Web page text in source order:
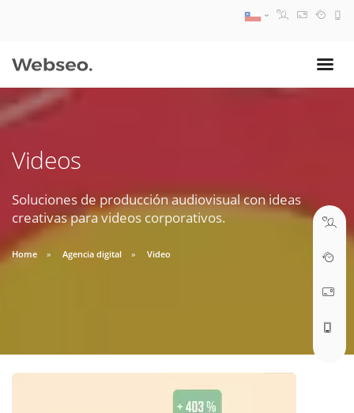
Videos
Soluciones de producción audiovisual con ideas
creativas para videos corporativos.
Home Agencia digital Video
soporte@webseo.cl